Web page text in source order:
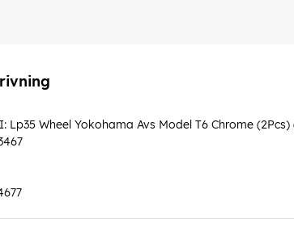
Lp35 Wheel Yokohama Avs Model T6 Chrome (2Pcs)